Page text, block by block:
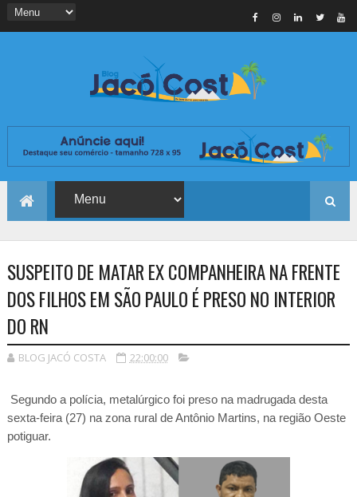
SUSPEITO DE MATAR EX COMPANHEIRA NA FRENTE
DOS FILHOS EM SÃO PAULO É PRESO NO INTERIOR
DO RN
BLOG JACÓ COSTA 22:00:00
Segundo a polícia, metalúrgico foi preso na madrugada desta
sexta-feira (27) na zona rural de Antônio Martins, na região Oeste
potiguar.